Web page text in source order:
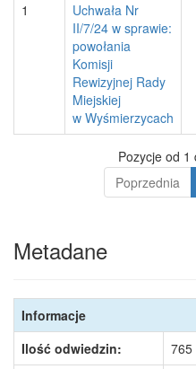
1
Uchwała Nr
II/7/24 w sprawie:
powołania
Komisji
Rewizyjnej Rady
Miejskiej
w Wyśmierzycach
Pozycje od 1
Poprzednia
Metadane
Informacje
Ilość odwiedzin:
765